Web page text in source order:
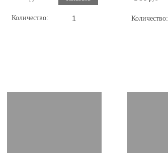
Количество: Количество: